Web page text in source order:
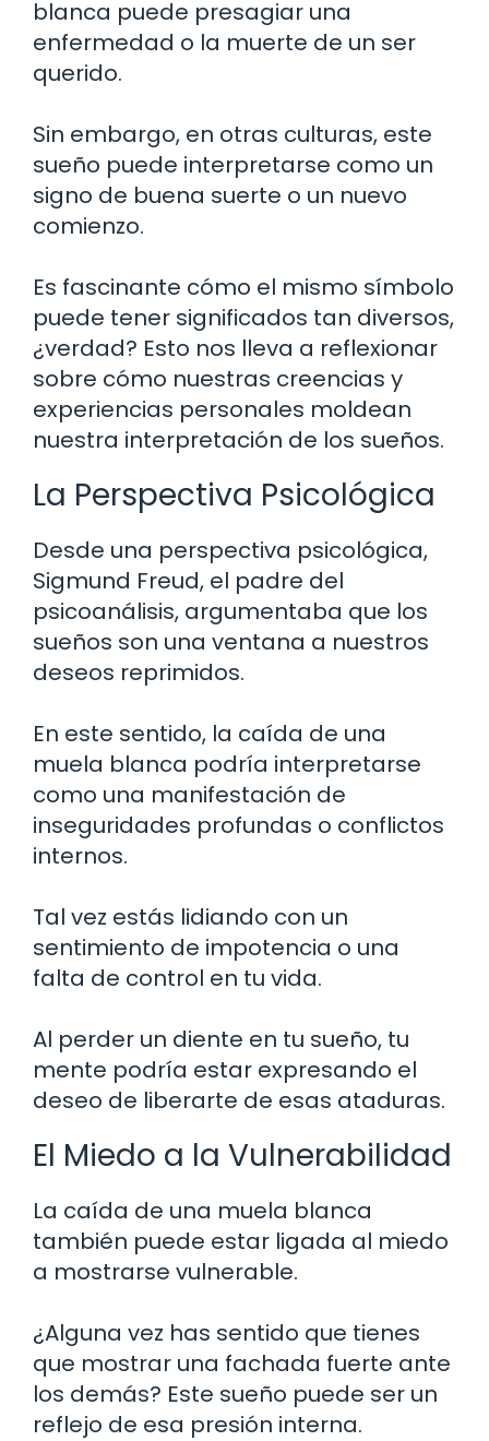
blanca puede presagiar una
enfermedad o la muerte de un ser
querido.
Sin embargo, en otras culturas, este
sueño puede interpretarse como un
signo de buena suerte o un nuevo
comienzo.
Es fascinante cómo el mismo símbolo
puede tener significados tan diversos,
¿verdad? Esto nos lleva a reflexionar
sobre cómo nuestras creencias y
experiencias personales moldean
nuestra interpretación de los sueños.
La Perspectiva Psicológica
Desde una perspectiva psicológica,
Sigmund Freud, el padre del
psicoanálisis, argumentaba que los
sueños son una ventana a nuestros
deseos reprimidos.
En este sentido, la caída de una
muela blanca podría interpretarse
como una manifestación de
inseguridades profundas o conflictos
internos.
Tal vez estás lidiando con un
sentimiento de impotencia o una
falta de control en tu vida.
Al perder un diente en tu sueño, tu
mente podría estar expresando el
deseo de liberarte de esas ataduras.
El Miedo a la Vulnerabilidad
La caída de una muela blanca
también puede estar ligada al miedo
a mostrarse vulnerable.
¿Alguna vez has sentido que tienes
que mostrar una fachada fuerte ante
los demás? Este sueño puede ser un
reflejo de esa presión interna.